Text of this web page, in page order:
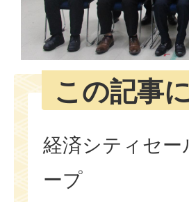
この記事
経済シティセー
ープ